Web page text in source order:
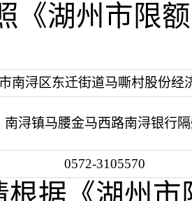
《湖州市限
南浔区东迁街道马嘶村股份经
南浔镇马腰金马西路南浔银行
0572-3105570